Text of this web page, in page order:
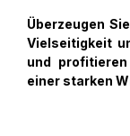
Überzeugen
Vielseitigkeit
und
einer starken